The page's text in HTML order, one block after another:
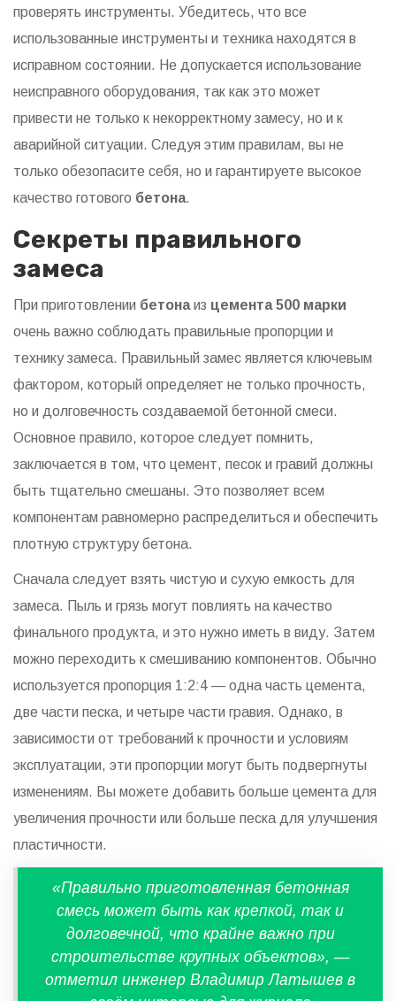
проверять инструменты. Убедитесь, что все
использованные инструменты и техника находятся в
исправном состоянии. Не допускается использование
неисправного оборудования, так как это может
привести не только к некорректному замесу, но и к
аварийной ситуации. Следуя этим правилам, вы не
только обезопасите себя, но и гарантируете высокое
качество готового бетона.
Секреты правильного
замеса
При приготовлении бетонаиз цемента 500 марки
очень важно соблюдать правильные пропорции и
технику замеса. Правильный замес является ключевым
фактором, который определяет не только прочность,
но и долговечность создаваемой бетонной смеси.
Основное правило, которое следует помнить,
заключается в том, что цемент, песок и гравий должны
быть тщательно смешаны. Это позволяет всем
компонентам равномерно распределиться и обеспечить
плотную структуру бетона.
Сначала следует взять чистую и сухую емкость для
замеса. Пыль и грязь могут повлиять на качество
финального продукта, и это нужно иметь в виду. Затем
можно переходить к смешиванию компонентов. Обычно
используется пропорция 1:2:4 — одна часть цемента,
две части песка, и четыре части гравия. Однако, в
зависимости от требований к прочности и условиям
эксплуатации, эти пропорции могут быть подвергнуты
изменениям. Вы можете добавить больше цемента для
увеличения прочности или больше песка для улучшения
пластичности.
«Правильно приготовленная бетонная
смесь может быть как крепкой, так и
долговечной, что крайне важно при
строительстве крупных объектов», —
отметил инженер Владимир Латышев в